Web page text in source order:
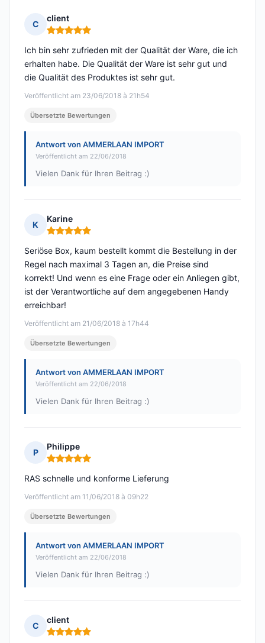
C
client
Hinweis: 5 von 5
Veröffentlicht am 23/06/2018 à 21h54
Ich bin sehr zufrieden mit der Qualität der Ware, die ich
erhalten habe. Die Qualität der Ware ist sehr gut und
die Qualität des Produktes ist sehr gut.
Übersetzte Bewertungen
Antwort von AMMERLAAN IMPORT
Veröffentlicht am 22/06/2018
Vielen Dank für Ihren Beitrag :)
K
Karine
Hinweis: 5 von 5
Veröffentlicht am 21/06/2018 à 17h44
Seriöse Box, kaum bestellt kommt die Bestellung in der
Regel nach maximal 3 Tagen an, die Preise sind
korrekt! Und wenn es eine Frage oder ein Anliegen gibt,
ist der Verantwortliche auf dem angegebenen Handy
erreichbar!
Übersetzte Bewertungen
Antwort von AMMERLAAN IMPORT
Veröffentlicht am 22/06/2018
Vielen Dank für Ihren Beitrag :)
P
Philippe
Hinweis: 5 von 5
Veröffentlicht am 11/06/2018 à 09h22
RAS schnelle und konforme Lieferung
Übersetzte Bewertungen
Antwort von AMMERLAAN IMPORT
Veröffentlicht am 22/06/2018
Vielen Dank für Ihren Beitrag :)
C
client
Hinweis: 5 von 5